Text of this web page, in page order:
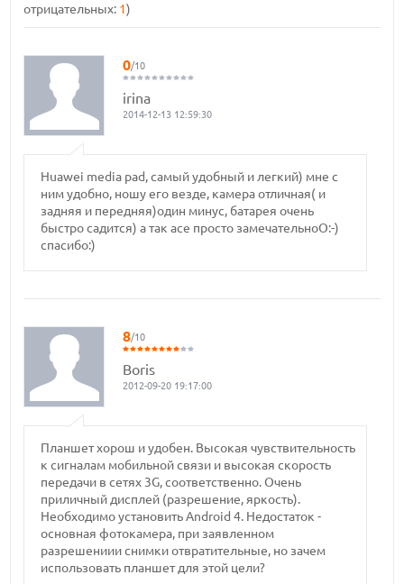
отрицательных: 1)
0/10
irina
2014-12-13 12:59:30
Huawei media pad, самый удобный и легкий) мне с
ним удобно, ношу его везде, камера отличная( и
задняя и передняя)один минус, батарея очень
быстро садится) а так асе просто замечательноO:-)
спасибо:)
8/10
Boris
2012-09-20 19:17:00
Планшет хорош и удобен. Высокая чувствительность
к сигналам мобильной связи и высокая скорость
передачи в сетях 3G, соответственно. Очень
приличный дисплей (разрешение, яркость).
Необходимо установить Android 4. Недостаток -
основная фотокамера, при заявленном
разрешениии снимки отвратительные, но зачем
использовать планшет для этой цели?